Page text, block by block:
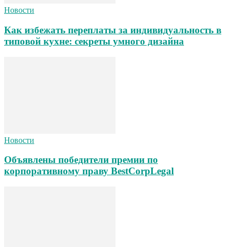
Новости
Как избежать переплаты за индивидуальность в
типовой кухне: секреты умного дизайна
Новости
Объявлены победители премии по
корпоративному праву BestCorpLegal